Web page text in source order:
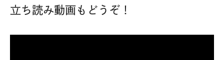
立ち読み動画もどうぞ！